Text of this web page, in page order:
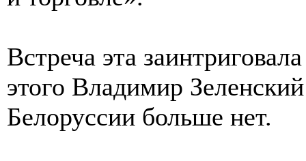
Встреча эта
этого Владимир
Белоруссии больше нет.